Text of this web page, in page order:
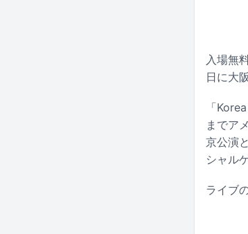
入場無
日に大
「
までア
京公演
シャル
ライブ